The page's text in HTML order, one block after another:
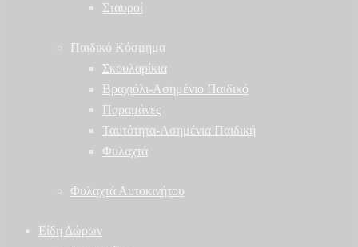
Σταυροί
Παιδικό Κόσμημα
Σκουλαρίκια
Βραχιόλι-Ασημένιο Παιδικό
Παραμάνες
Ταυτότητα-Ασημένια Παιδική
Φυλαχτά
Φυλαχτά Αυτοκινήτου
Είδη Δώρων